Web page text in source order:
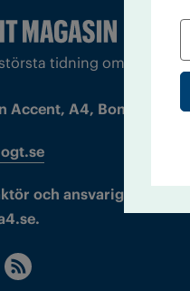
tidning om droger
Accent, A4, Bondegatan
och ansvarig